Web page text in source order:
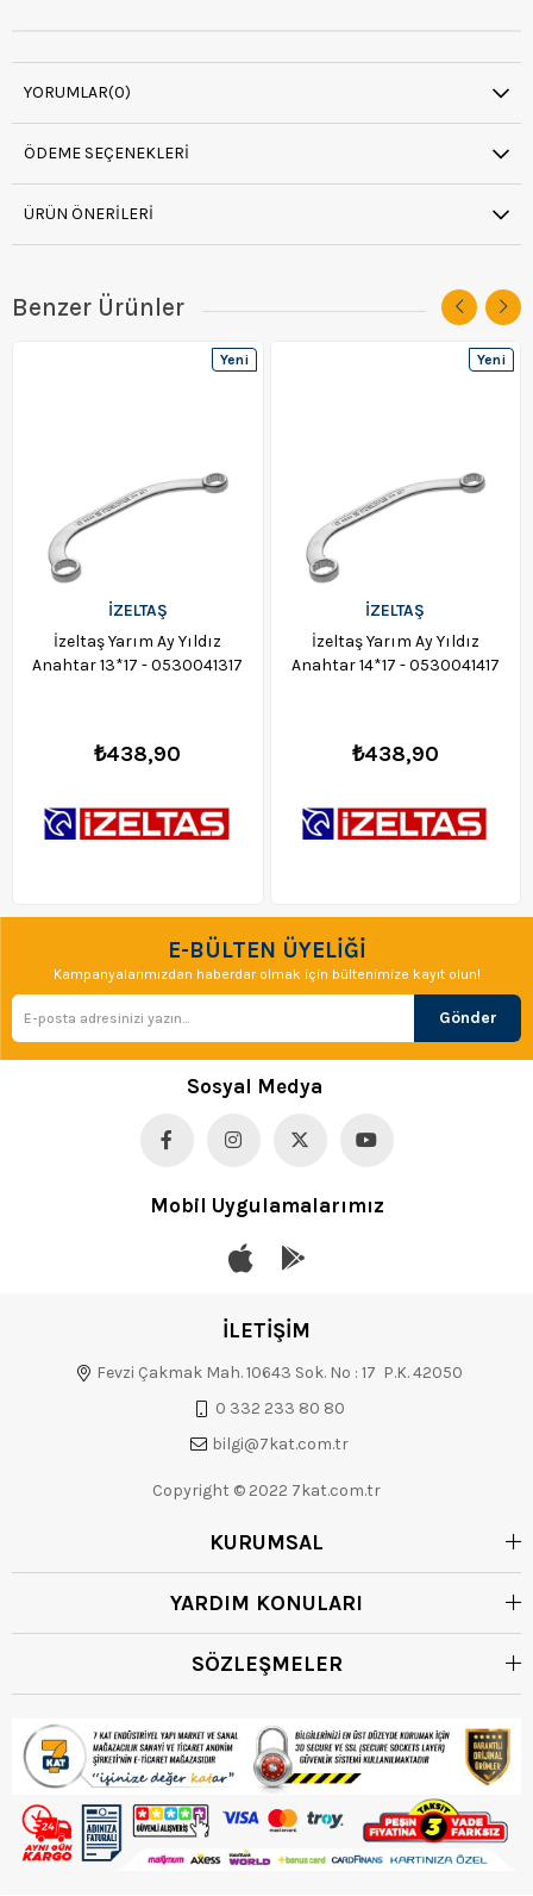
YORUMLAR(0)
ÖDEME SEÇENEKLERI
ÜRÜN ÖNERILERI
Benzer Ürünler
İZELTAŞ
İzeltaş Yarım Ay Yıldız
Anahtar 13*17 - 0530041317
₺438,90
Yeni
İZELTAŞ
İzeltaş Yarım Ay Yıldız
Anahtar 14*17 - 0530041417
₺438,90
Yeni
E-BÜLTEN ÜYELİĞİ
Kampanyalarımızdan haberdar olmak için bültenimize kayıt olun!
Gönder
Sosyal Medya
Mobil Uygulamalarımız
İLETİŞİM
Fevzi Çakmak Mah. 10643 Sok. No : 17 P.K. 42050
0 332 233 80 80
bilgi@7kat.com.tr
Copyright © 2022 7kat.com.tr
KURUMSAL
YARDIM KONULARI
SÖZLEŞMELER